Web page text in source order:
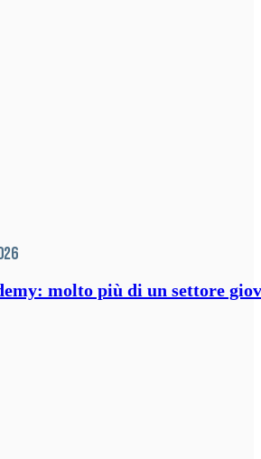
molto più di un settore